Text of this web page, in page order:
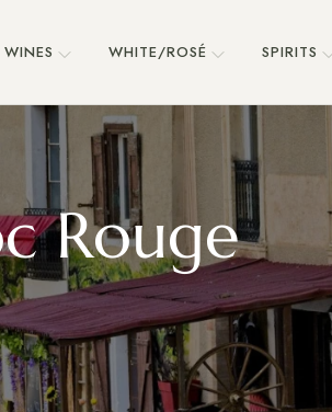
WINES WHITE/ROSÉ SPIRITS
Rouge